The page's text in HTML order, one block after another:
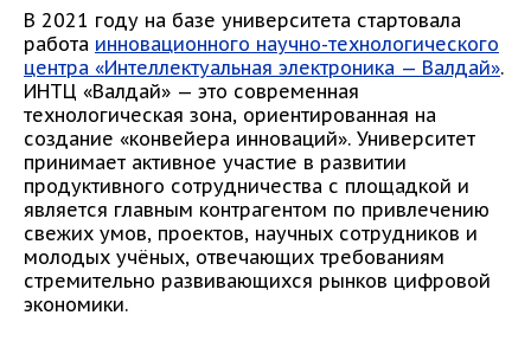
В 2021 году на базе университета стартовала
работа инновационного научно-технологического
центра «Интеллектуальная электроника — Валдай».
ИНТЦ «Валдай» — это современная
технологическая зона, ориентированная на
создание «конвейера инноваций». Университет
принимает активное участие в развитии
продуктивного сотрудничества с площадкой и
является главным контрагентом по привлечению
свежих умов, проектов, научных сотрудников и
молодых учёных, отвечающих требованиям
стремительно развивающихся рынков цифровой
экономики.